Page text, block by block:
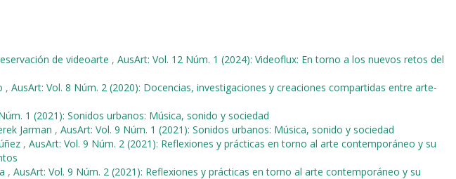
de videoarte , AusArt: Vol. 12 Núm. 1 (2024): Videoflux: En torno a los nuevos retos del
, AusArt: Vol. 8 Núm. 2 (2020): Docencias, investigaciones y creaciones compartidas entre arte-
1 (2021): Sonidos urbanos: Música, sonido y sociedad
Jarman , AusArt: Vol. 9 Núm. 1 (2021): Sonidos urbanos: Música, sonido y sociedad
, AusArt: Vol. 9 Núm. 2 (2021): Reflexiones y prácticas en torno al arte contemporáneo y su
, AusArt: Vol. 9 Núm. 2 (2021): Reflexiones y prácticas en torno al arte contemporáneo y su